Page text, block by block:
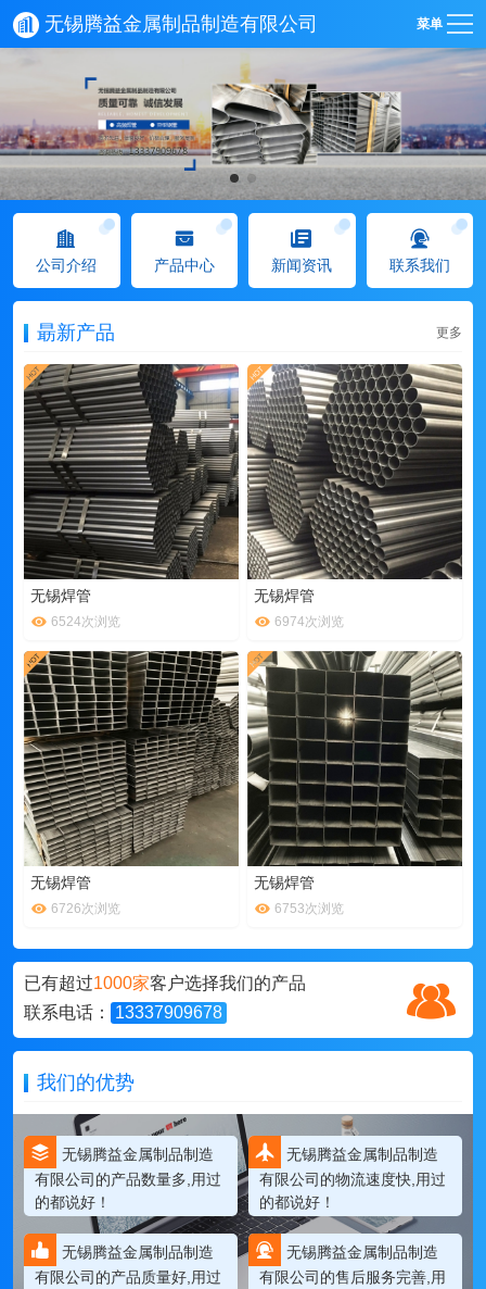
无锡腾益金属制品制造有限公司 菜单
公司介绍 产品中心 新闻资讯 联系我们
朂新产品 更多
无锡焊管
6524次浏览
无锡焊管
6974次浏览
无锡焊管
6726次浏览
无锡焊管
6753次浏览
已有超过1000家客户选择我们的产品
联系电话：
13337909678
我们的优势
无锡腾益金属制品制造
有限公司的产品数量多,用过
的都说好！
无锡腾益金属制品制造
有限公司的物流速度快,用过
的都说好！
无锡腾益金属制品制造
有限公司的产品质量好,用过
无锡腾益金属制品制造
有限公司的售后服务完善,用